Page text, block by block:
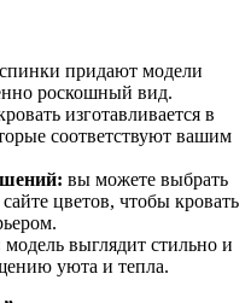
придают модели
роскошный вид.
изготавливается в
соответствуют вашим
вы можете выбрать
цветов, чтобы кровать
модель выглядит стильно и
уюта и тепла.